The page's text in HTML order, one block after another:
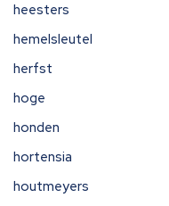
heesters
hemelsleutel
herfst
hoge
honden
hortensia
houtmeyers